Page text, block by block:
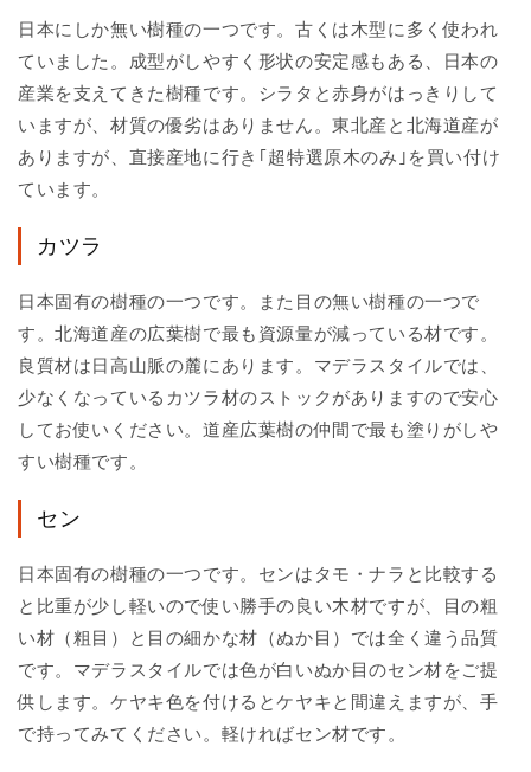
日本にしか無い樹種の一つです。古くは木型に多く使われ
ていました。成型がしやすく形状の安定感もある、日本の
産業を支えてきた樹種です。シラタと赤身がはっきりして
いますが、材質の優劣はありません。東北産と北海道産が
ありますが、直接産地に行き｢超特選原木のみ｣を買い付け
ています。
カツラ
日本固有の樹種の一つです。また目の無い樹種の一つで
す。北海道産の広葉樹で最も資源量が減っている材です。
良質材は日高山脈の麓にあります。マデラスタイルでは、
少なくなっているカツラ材のストックがありますので安心
してお使いください。道産広葉樹の仲間で最も塗りがしや
すい樹種です。
セン
日本固有の樹種の一つです。センはタモ・ナラと比較する
と比重が少し軽いので使い勝手の良い木材ですが、目の粗
い材（粗目）と目の細かな材（ぬか目）では全く違う品質
です。マデラスタイルでは色が白いぬか目のセン材をご提
供します。ケヤキ色を付けるとケヤキと間違えますが、手
で持ってみてください。軽ければセン材です。